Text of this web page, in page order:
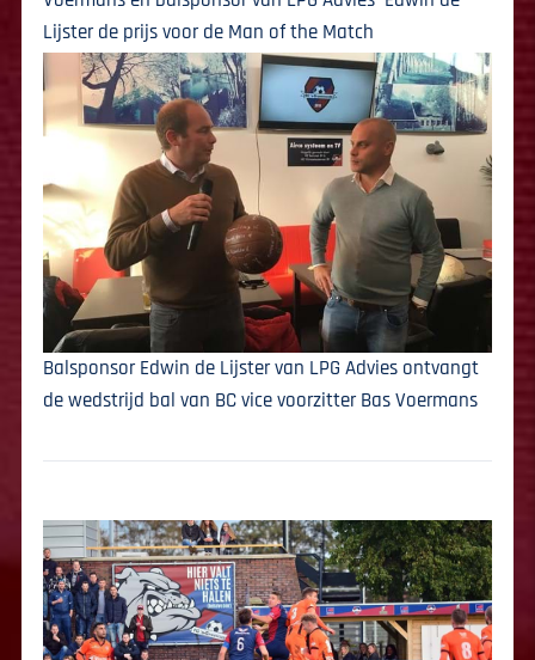
Lijster de prijs voor de Man of the Match
Balsponsor Edwin de Lijster van LPG Advies ontvangt
de wedstrijd bal van BC vice voorzitter Bas Voermans